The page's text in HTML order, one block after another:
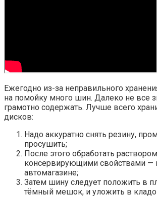
Ежегодно из-за неправильного
на помойку много шин. Далеко не все
грамотно содержать. Лучше всего
дисков:
Надо аккуратно снять резину,
просушить;
После этого обработать
консервирующими свойствами —
автомагазине;
Затем шину следует положить в
тёмный мешок, и уложить в